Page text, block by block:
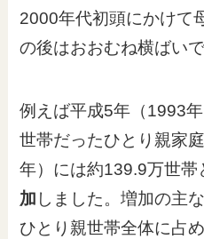
2000年代初頭にかけて
の後はおおむね横ばい
例えば平成5年（1993
世帯だったひとり親家
年）には約139.9万世帯
加 しました。増加の主
ひとり親世帯全体に占